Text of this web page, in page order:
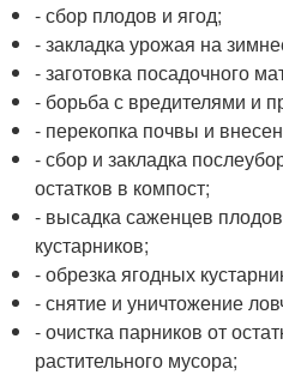
- сбор плодов и ягод;
- закладка урожая на
- заготовка посадочного
- борьба с вредителями и
- перекопка почвы и
- сбор и закладка
остатков в компост;
- высадка саженцев
кустарников;
- обрезка ягодных
- снятие и уничтожение
- очистка парников от
растительного мусора;